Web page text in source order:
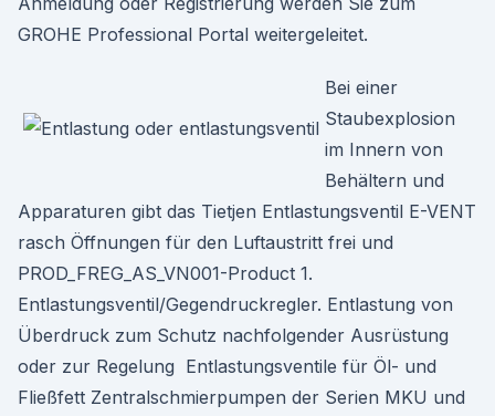
GROHE Professional Portal weitergeleitet.
Bei einer
Staubexplosion
im Innern von
Behältern und
Apparaturen gibt das Tietjen Entlastungsventil E-VENT
rasch Öffnungen für den Luftaustritt frei und
PROD_FREG_AS_VN001-Product 1.
Entlastungsventil/Gegendruckregler. Entlastung von
Überdruck zum Schutz nachfolgender Ausrüstung
oder zur Regelung Entlastungsventile für Öl- und
Fließfett Zentralschmierpumpen der Serien MKU und